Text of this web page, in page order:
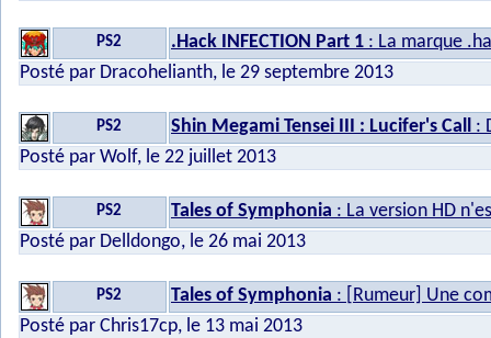
PS2 .Hack INFECTION Part 1 : La marque
Posté par Dracohelianth, le 29 septembre 2013
PS2 Shin Megami Tensei III : Lucifer's Call :
Posté par Wolf, le 22 juillet 2013
PS2 Tales of Symphonia : La version HD
Posté par Delldongo, le 26 mai 2013
PS2 Tales of Symphonia : [Rumeur] Une
Posté par Chris17cp, le 13 mai 2013